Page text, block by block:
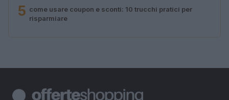
5 come usare coupon e sconti: 10 trucchi pratici per
risparmiare